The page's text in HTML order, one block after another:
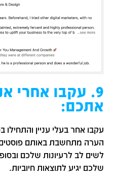
9. עקבו אחרי
אתכם:
עקבו אחר בעלי עניין
הערה מתחשבת באותם
לשים לב לרעיונות שלכם
שלכם יגיע לתוצאות חיוביות.